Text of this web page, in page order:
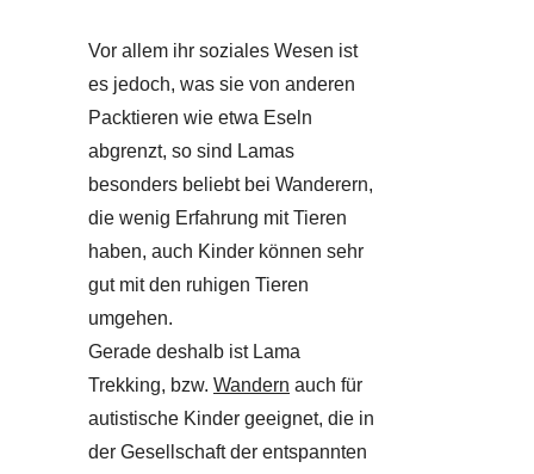
Vor allem ihr soziales Wesen ist
es jedoch, was sie von anderen
Packtieren wie etwa Eseln
abgrenzt, so sind Lamas
besonders beliebt bei Wanderern,
die wenig Erfahrung mit Tieren
haben, auch Kinder können sehr
gut mit den ruhigen Tieren
umgehen.
Gerade deshalb ist Lama
Trekking, bzw. Wandern auch für
autistische Kinder geeignet, die in
der Gesellschaft der entspannten